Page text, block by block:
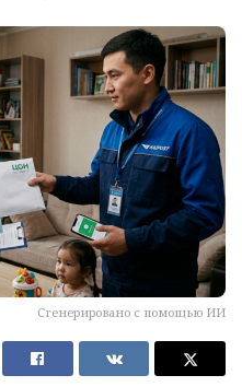
Сгенерировано с помощью ИИ